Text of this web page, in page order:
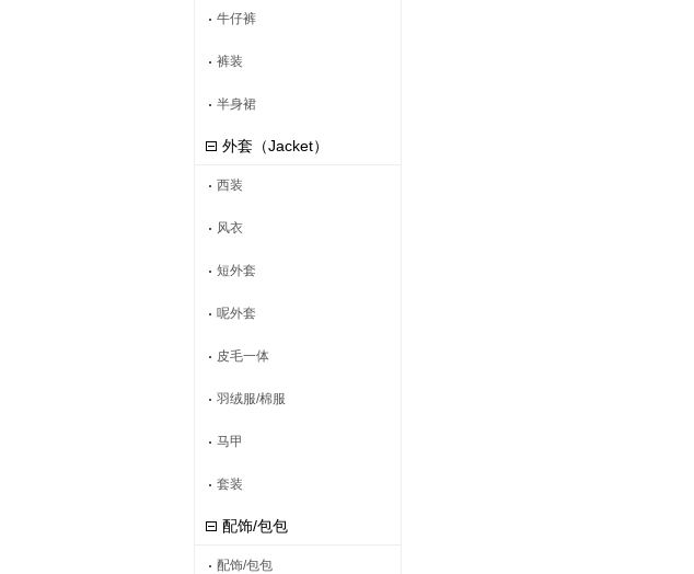
牛仔裤
裤装
半身裙
外套（Jacket）
西装
风衣
短外套
呢外套
皮毛一体
羽绒服/棉服
马甲
套装
配饰/包包
配饰/包包